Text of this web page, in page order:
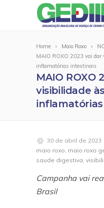
Home Maio Roxo
MAIO ROXO 2023 vai dar
inflamatórias intestinais
MAIO ROXO
visibilidade
30 de abril de 2023
maio roxo, maio roxo
saude digestiva,
Campanha vai
Brasil